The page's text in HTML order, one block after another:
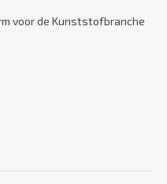
voor de Kunststofbranche